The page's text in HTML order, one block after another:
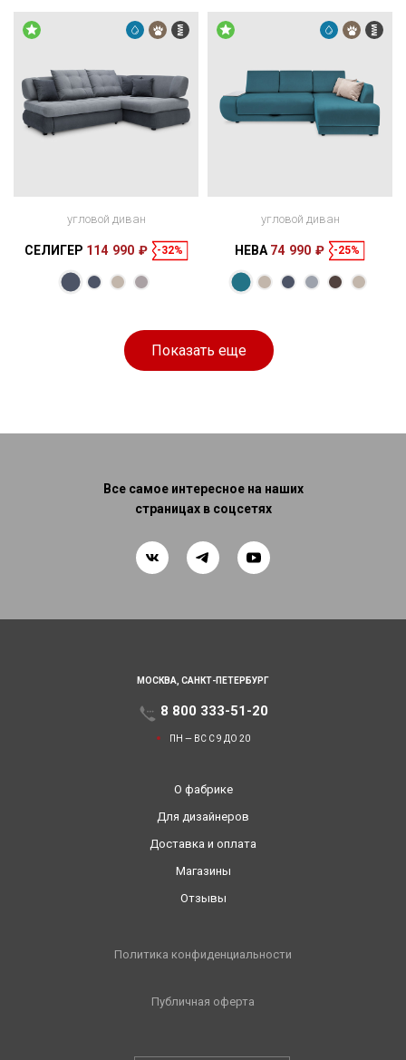
244 × 165 × 90
место
200 × 140 см
216 × 150 × 90
место
200 × 140 см
Размеры
место
195 × 135 см
угловой диван
СЕЛИГЕР 114 990 ₽ -32%
Размеры
247 × 162 × 90
угловой диван
НЕВА74 990 ₽ -25%
Показать еще
Все самое интересное на наших
страницах в соцсетях
МОСКВА, САНКТ-ПЕТЕРБУРГ
8 800 333-51-20
ПН — ВС С 9 ДО 20
О фабрике
Для дизайнеров
Доставка и оплата
Магазины
Отзывы
Политика конфиденциальности
Публичная оферта